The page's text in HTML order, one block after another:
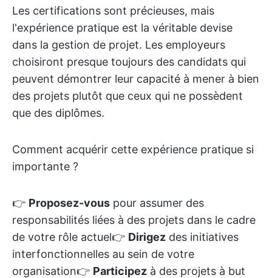
Les certifications sont précieuses, mais
l'expérience pratique est la véritable devise
dans la gestion de projet. Les employeurs
choisiront presque toujours des candidats qui
peuvent démontrer leur capacité à mener à bien
des projets plutôt que ceux qui ne possèdent
que des diplômes.
Comment acquérir cette expérience pratique si
importante ?
👉 Proposez-vous pour assumer des
responsabilités liées à des projets dans le cadre
de votre rôle actuel👉 Dirigez des initiatives
interfonctionnelles au sein de votre
organisation👉 Participez à des projets à but